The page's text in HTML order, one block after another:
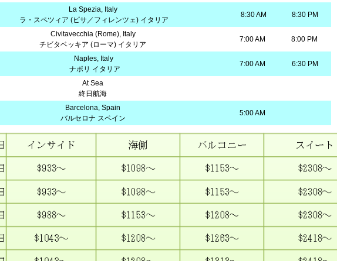
La Spezia, Italy
ラ・スペツィア (ピサ／フィレンツェ) イタリア
8:30 AM 8:30 PM
Civitavecchia (Rome), Italy
チビタベッキア (ローマ) イタリア
7:00 AM 8:00 PM
Naples, Italy
ナポリ イタリア
7:00 AM 6:30 PM
At Sea
終日航海
Barcelona, Spain
バルセロナ スペイン
5:00 AM